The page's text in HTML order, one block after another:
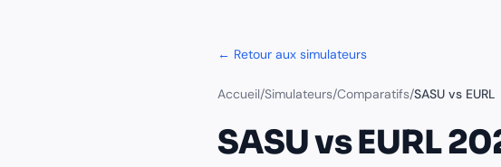
← Retour aux simulateurs
Accueil/Simulateurs/Comparatifs/SASU vs EURL
SASU vs EURL